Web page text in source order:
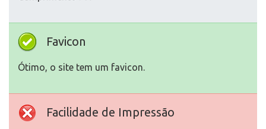
Favicon
Ótimo, o site tem um favicon.
Facilidade de Impressão